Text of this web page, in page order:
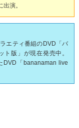
演。
エティ番組のDVD「バ
版」が現在発売中。
「bananaman live